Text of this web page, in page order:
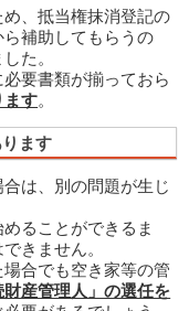
、抵当権抹消登記の
補助してもらうの
た。
要書類が揃っておら
ます。
ます
は、別の問題が生じ
ることができるま
きません。
合でも空き家等の管
産管理人」の選任を